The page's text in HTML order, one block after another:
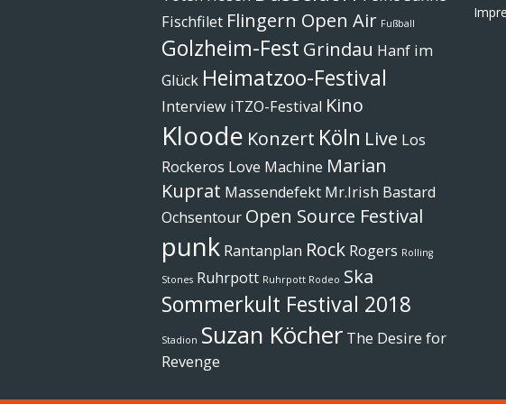
Fischfilet Flingern Open Air Fußball
Golzheim-Fest Grindau Hanf im
Glück Heimatzoo-Festival
Interview iTZO-Festival Kino
Kloode Konzert Köln Live Los
Rockeros Love Machine Marian
Kuprat Massendefekt Mr.Irish Bastard
Ochsentour Open Source Festival
punk Rantanplan Rock Rogers Rolling
Stones Ruhrpott Ruhrpott Rodeo Ska
Sommerkult Festival 2018
Stadion Suzan Köcher The Desire for
Revenge